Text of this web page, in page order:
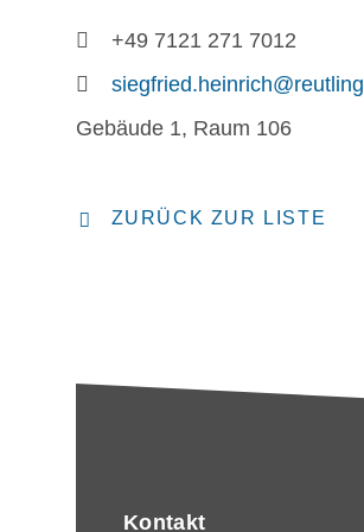
+49 7121 271 7012
Gebäude 1, Raum 106
ZURÜCK ZUR LISTE
Kontakt